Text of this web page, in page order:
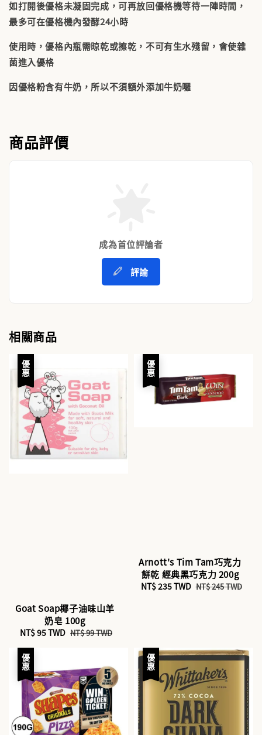
如打開後優格未凝固完成，可再放回優格機等待一陣時間，
最多可在優格機內發酵24小時
使用時，優格內瓶需晾乾或擦乾，不可有生水殘留，會使雜
菌進入優格
因優格粉含有牛奶，所以不須額外添加牛奶囉
商品評價
成為首位評論者
評論
相關商品
優惠
Goat Soap椰子油味山羊
奶皂 100g
Sale
price
NT$ 95 TWD Regular
NT$ 99 TWD
優惠
Arnott's Tim Tam巧克力
餅乾 經典黑巧克力 200g
Sale
NT$ 235 TWD Regular
NT$ 245 TWD
優惠 優惠